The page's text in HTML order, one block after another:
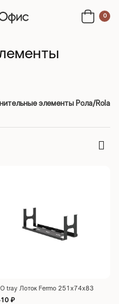
0
элементы Рола/Rola
tray Лоток Fermo 251x74x83
₽